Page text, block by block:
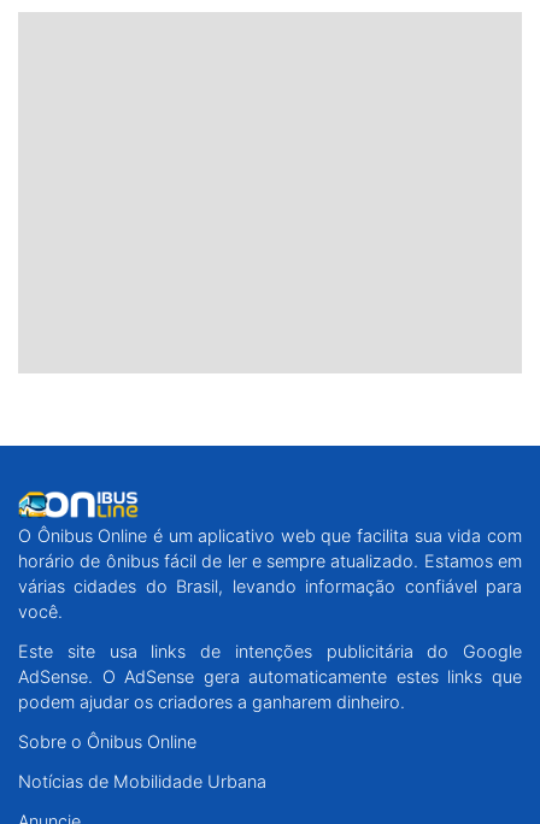
O Ônibus Online é um aplicativo web que facilita sua vida com
horário de ônibus fácil de ler e sempre atualizado. Estamos em
várias cidades do Brasil, levando informação confiável para
você.
Este site usa links de intenções publicitária do Google
AdSense. O AdSense gera automaticamente estes links que
podem ajudar os criadores a ganharem dinheiro.
Sobre o Ônibus Online
Notícias de Mobilidade Urbana